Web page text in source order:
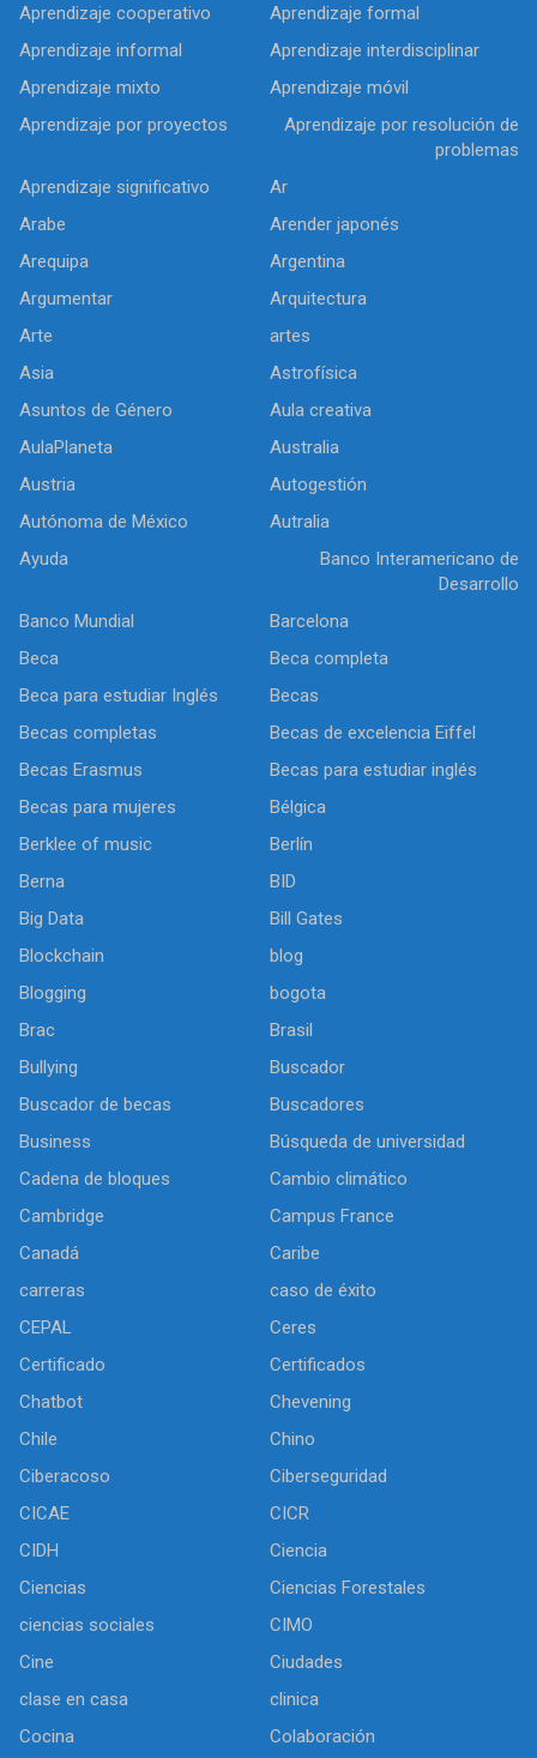
Aprendizaje cooperativo
Aprendizaje formal
Aprendizaje informal
Aprendizaje interdisciplinar
Aprendizaje mixto
Aprendizaje móvil
Aprendizaje por proyectos
Aprendizaje por resolución de
problemas
Aprendizaje significativo
Ar
Arabe
Arender japonés
Arequipa
Argentina
Argumentar
Arquitectura
Arte
artes
Asia
Astrofísica
Asuntos de Género
Aula creativa
AulaPlaneta
Australia
Austria
Autogestión
Autónoma de México
Autralia
Ayuda
Banco Interamericano de
Desarrollo
Banco Mundial
Barcelona
Beca
Beca completa
Beca para estudiar Inglés
Becas
Becas completas
Becas de excelencia Eiffel
Becas Erasmus
Becas para estudiar inglés
Becas para mujeres
Bélgica
Berklee of music
Berlín
Berna
BID
Big Data
Bill Gates
Blockchain
blog
Blogging
bogota
Brac
Brasil
Bullying
Buscador
Buscador de becas
Buscadores
Business
Búsqueda de universidad
Cadena de bloques
Cambio climático
Cambridge
Campus France
Canadá
Caribe
carreras
caso de éxito
CEPAL
Ceres
Certificado
Certificados
Chatbot
Chevening
Chile
Chino
Ciberacoso
Ciberseguridad
CICAE
CICR
CIDH
Ciencia
Ciencias
Ciencias Forestales
ciencias sociales
CIMO
Cine
Ciudades
clase en casa
clinica
Cocina
Colaboración